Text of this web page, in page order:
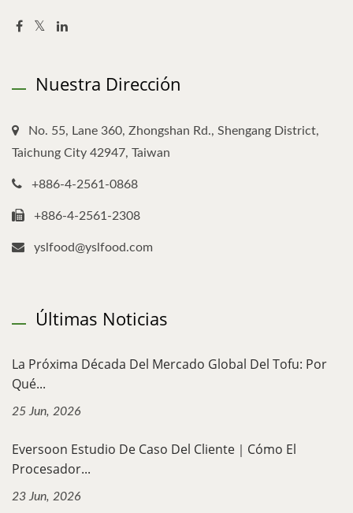
Nuestra Dirección
No. 55, Lane 360, Zhongshan Rd., Shengang District,
Taichung City 42947, Taiwan
+886-4-2561-0868
+886-4-2561-2308
yslfood@yslfood.com
Últimas Noticias
La Próxima Década Del Mercado Global Del Tofu: Por
Qué...
25 Jun, 2026
Eversoon Estudio De Caso Del Cliente｜Cómo El
Procesador...
23 Jun, 2026